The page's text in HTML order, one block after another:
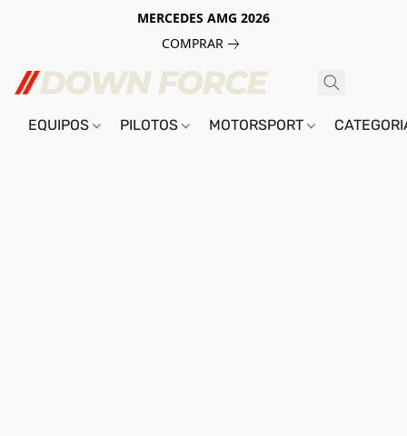
MERCEDES AMG 2026
COMPRAR
EQUIPOS PILOTOS MOTORSPORT